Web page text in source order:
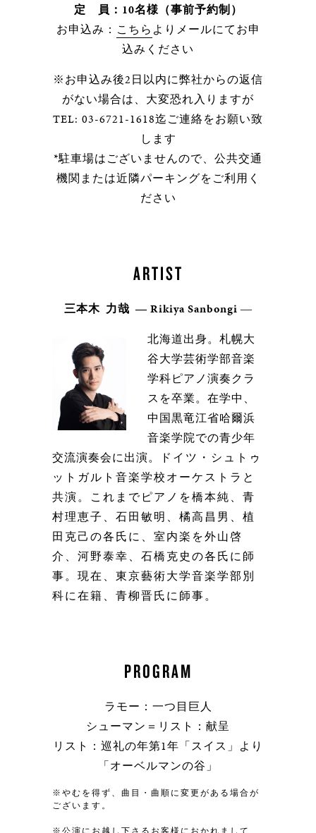
定 員：10名様（事前予約制）
お申込み： こちら よりメールにてお申
込みください
※お申込み後2日以内に弊社からの返信
がない場合は、大変恐れ入りますが
TEL: 03-6721-1618迄ご連絡をお願い致
します
*駐車場はございませんので、公共交通
機関または近隣パーキングをご利用く
ださい
ARTIST
三本木 力哉 ― Rikiya Sanbongi ―
北海道出身。札幌大
谷大学芸術学部音楽
学科ピアノ演奏クラ
スを卒業。在学中、
中国黒竜江省哈爾浜
音楽学院での青少年
交流演奏会に出演。
ドイツ・シュトゥ
ットガルト音楽学校オーケストラと
共演。これまでピアノを橋本純、青
村理恵子、石田敏明、橘高昌男、植
田克己の各氏に、室内楽を外山啓
介、河野泰幸、石橋克史の各氏に師
事。現在、東京藝術大学音楽学部別
科に在籍、青柳晋氏に師事。
PROGRAM
ラモー：一つ目巨人
シューマン＝リスト：献呈
リスト：巡礼の年第1年「スイス」より
「オーベルマンの谷」
※やむを得ず、曲目・曲順に変更がある場合が
ございます。
※公演にお越し下さるお客様におかれまして